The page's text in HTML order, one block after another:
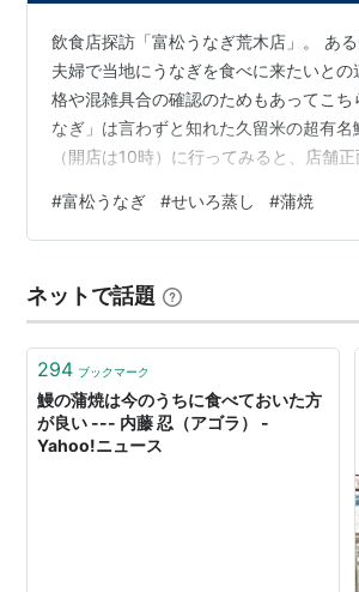
飲食店探訪「富松うなぎ荒木店」。 あ
夫婦で当地にうなぎを食べに来たいとの
格や混雑具合の確認のためもあってこち
なぎ」は言わずと知れた久留米の超有名
（開店は10時）に行ってみると、店舗
には入り口付近はごった返していた。今
ており、セイロむし・うなぎ定食（特
が多い。 創業は昭和24年（1949年）で
うのは国産の鰻のみで、開いた鰻は串
と最高級の備長炭で焼きあ…
#富松うなぎ #せいろ蒸し #蒲焼
ネットで話題
294 ブックマーク
鰻の蒲焼は今のうちに食べておいた方
が良い --- 内藤 忍（アゴラ） -
Yahoo!ニュース